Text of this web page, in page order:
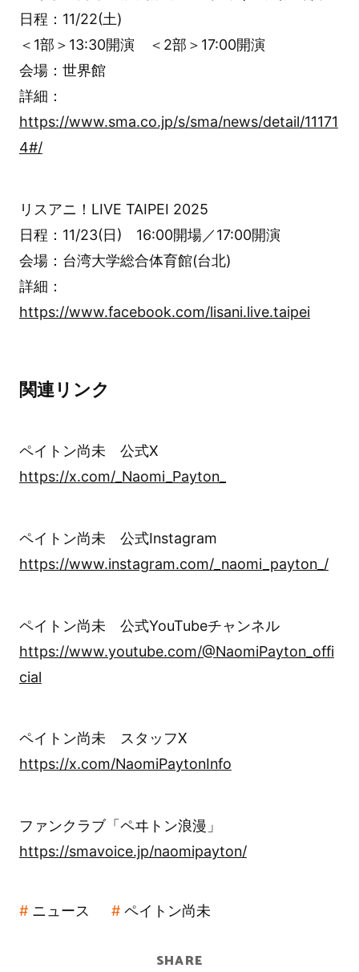
日程：11/22(土)
＜1部＞13:30開演 ＜2部＞17:00開演
会場：世界館
詳細：
https://www.sma.co.jp/s/sma/news/detail/11171
4#/
リスアニ！LIVE TAIPEI 2025
日程：11/23(日) 16:00開場／17:00開演
会場：台湾大学総合体育館(台北)
詳細：
https://www.facebook.com/lisani.live.taipei
関連リンク
ペイトン尚未 公式X
https://x.com/_Naomi_Payton_
ペイトン尚未 公式Instagram
https://www.instagram.com/_naomi_payton_/
ペイトン尚未 公式YouTubeチャンネル
https://www.youtube.com/@NaomiPayton_offi
cial
ペイトン尚未 スタッフX
https://x.com/NaomiPaytonInfo
ファンクラブ「ペヰトン浪漫」
https://smavoice.jp/naomipayton/
ニュース ペイトン尚未
SHARE